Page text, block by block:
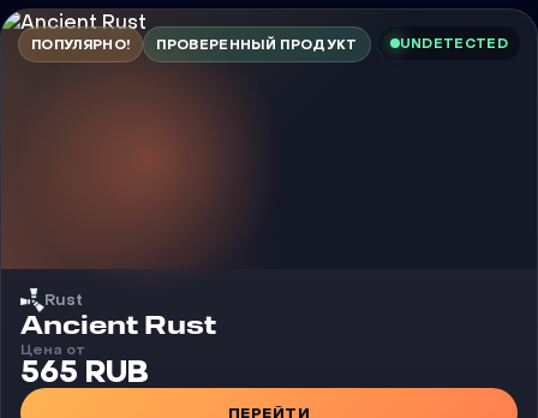
ПОПУЛЯРНО! ПРОВЕРЕННЫЙ ПРОДУКТ UNDETECTED
Rust
Чит
Ancient Rust
Цена от
565 RUB
ПЕРЕЙТИ